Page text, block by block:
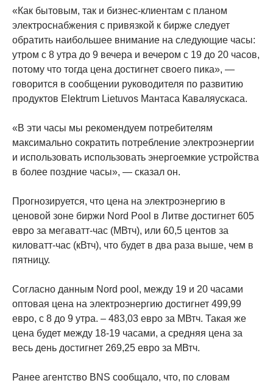
«Как бытовым, так и бизнес-клиентам с планом
электроснабжения с привязкой к бирже следует
обратить наибольшее внимание на следующие часы:
утром с 8 утра до 9 вечера и вечером с 19 до 20 часов,
потому что тогда цена достигнет своего пика», —
говорится в сообщении руководителя по развитию
продуктов Elektrum Lietuvos Мантаса Каваляускаса.
«В эти часы мы рекомендуем потребителям
максимально сократить потребление электроэнергии
и использовать использовать энергоемкие устройства
в более поздние часы», — сказал он.
Прогнозируется, что цена на электроэнергию в
ценовой зоне биржи Nord Pool в Литве достигнет 605
евро за мегаватт-час (МВтч), или 60,5 центов за
киловатт-час (кВтч), что будет в два раза выше, чем в
пятницу.
Согласно данным Nord pool, между 19 и 20 часами
оптовая цена на электроэнергию достигнет 499,99
евро, с 8 до 9 утра. – 483,03 евро за МВтч. Такая же
цена будет между 18-19 часами, а средняя цена за
весь день достигнет 269,25 евро за МВтч.
Ранее агентство BNS сообщало, что, по словам